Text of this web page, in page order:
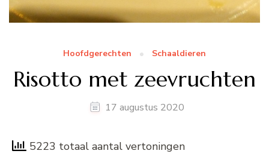
Hoofdgerechten Schaaldieren
Risotto met zeevruchten
17 augustus 2020
5223 totaal aantal vertoningen